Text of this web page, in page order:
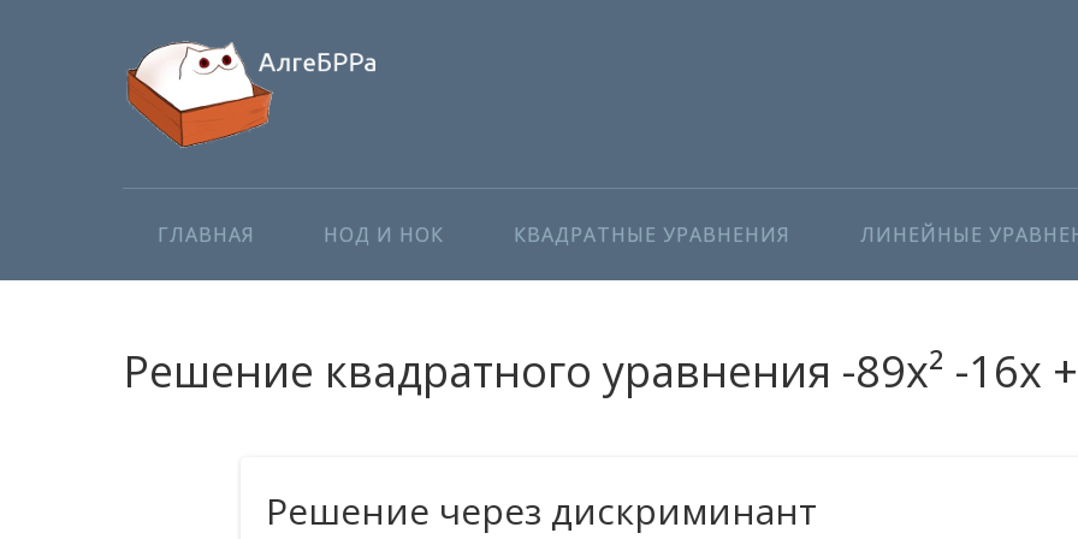
ГЛАВНАЯ НОД И НОК КВАДРАТНЫЕ УРАВНЕНИЯ ЛИНЕЙНЫЕ
Решение квадратного уравнения -89x² -16x
Решение через дискриминант